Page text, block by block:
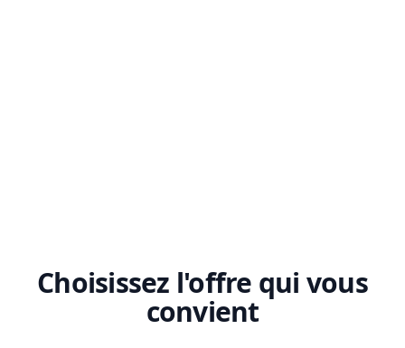
Choisissez l'offre qui vous
convient